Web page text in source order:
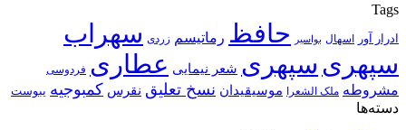
Tags
ادرار آور اسهال بواسیر حافظ رماتیسم زردی سهراب
سپهری سپهری شعر نیمایی عطاری فردوسی
مشروطه ملک الشعرا موسیقیدان نسخ تعلیق نقرس کمبوجیه یبوست
دسته‌ها